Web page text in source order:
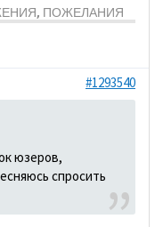
ПОЖЕЛАНИЯ
#1293540
юзеров,
спросить